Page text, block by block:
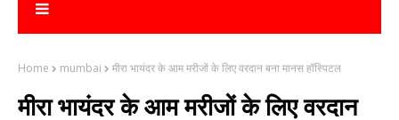
Home mumbai मीरा भायंदर के आम मरीजों के लिए वरदान बना मानस हॉस्पिटल
मीरा भायंदर के आम मरीजों के लिए वरदान